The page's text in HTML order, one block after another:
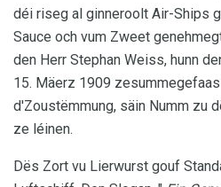
déi riseg al ginneroolt Air-Ships
Sauce och vum Zweet
den Herr Stephan Weiss, hunn
15. Mäerz 1909
d'Zoustëmmung, säin Numm zu
ze léinen.
Dës Zort vu Lierwurst gouf